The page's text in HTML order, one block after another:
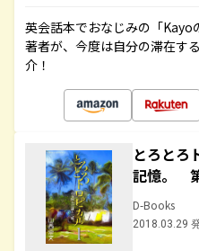
英会話本でおなじみの「Kayo
著者が、今度は自分の滞在す
介！
とろとろ
記憶。
D-Books
2018.03.29